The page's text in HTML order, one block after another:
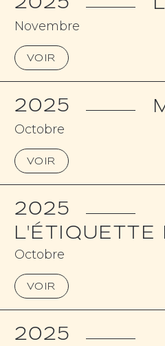
Novembre
VOIR
2025
Octobre
VOIR
2025
L'ÉTIQUETTE
Octobre
VOIR
2025